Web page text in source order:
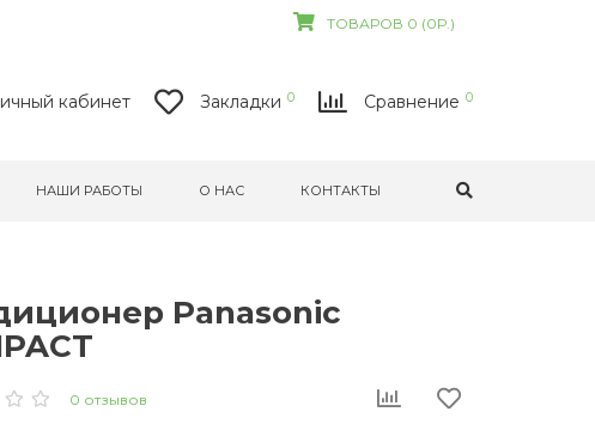
ТОВАРОВ 0 (0Р.)
кабинет Закладки 0 Сравнение 0
НАШИ РАБОТЫ О НАС КОНТАКТЫ
Panasonic
0 отзывов